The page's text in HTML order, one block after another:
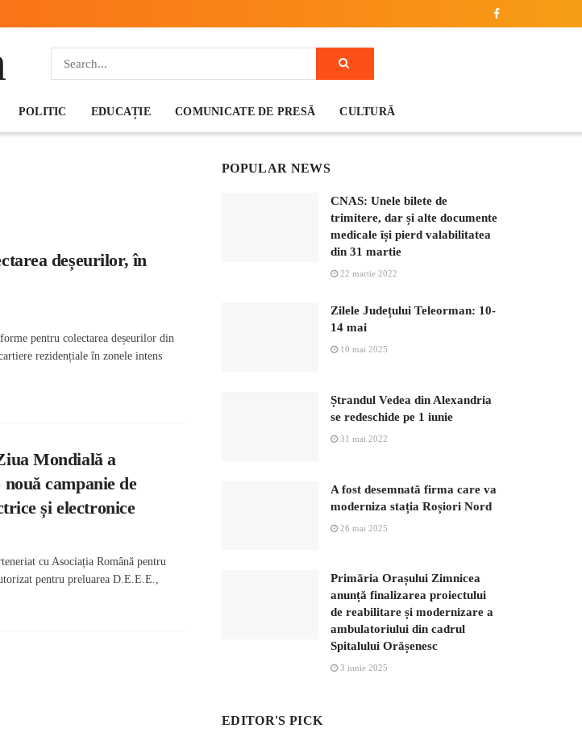
POLITIC EDUCAȚIE COMUNICATE DE PRESĂ CULTURĂ
deșeurilor, în
pentru colectarea deșeurilor din
rezidențiale în zonele intens
Mondială a
campanie de
și electronice
cu Asociația Română pentru
pentru preluarea D.E.E.E.,
POPULAR NEWS
CNAS: Unele bilete de
trimitere, dar și alte documente
medicale își pierd valabilitatea
din 31 martie
22 martie 2022
Zilele Județului Teleorman: 10-
14 mai
10 mai 2025
Ștrandul Vedea din Alexandria
se redeschide pe 1 iunie
31 mai 2022
A fost desemnată firma care va
moderniza stația Roșiori Nord
26 mai 2025
Primăria Orașului Zimnicea
anunță finalizarea proiectului
de reabilitare și modernizare a
ambulatoriului din cadrul
Spitalului Orășenesc
3 iunie 2025
EDITOR'S PICK